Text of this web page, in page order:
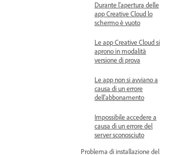
Durante l'apertura delle
app Creative Cloud lo
schermo è vuoto
Le app Creative Cloud si
aprono in modalità
versione di prova
Le app non si avviano a
causa di un errore
dell'abbonamento
Impossibile accedere a
causa di un errore del
server sconosciuto
Problema di installazione del